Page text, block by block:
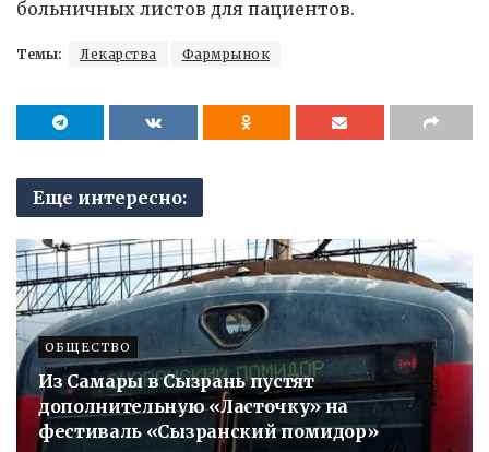
больничных листов для пациентов.
Темы: Лекарства Фармрынок
Еще интересно:
ОБЩЕСТВО
Из Самары в Сызрань пустят
дополнительную «Ласточку» на
фестиваль «Сызранский помидор»